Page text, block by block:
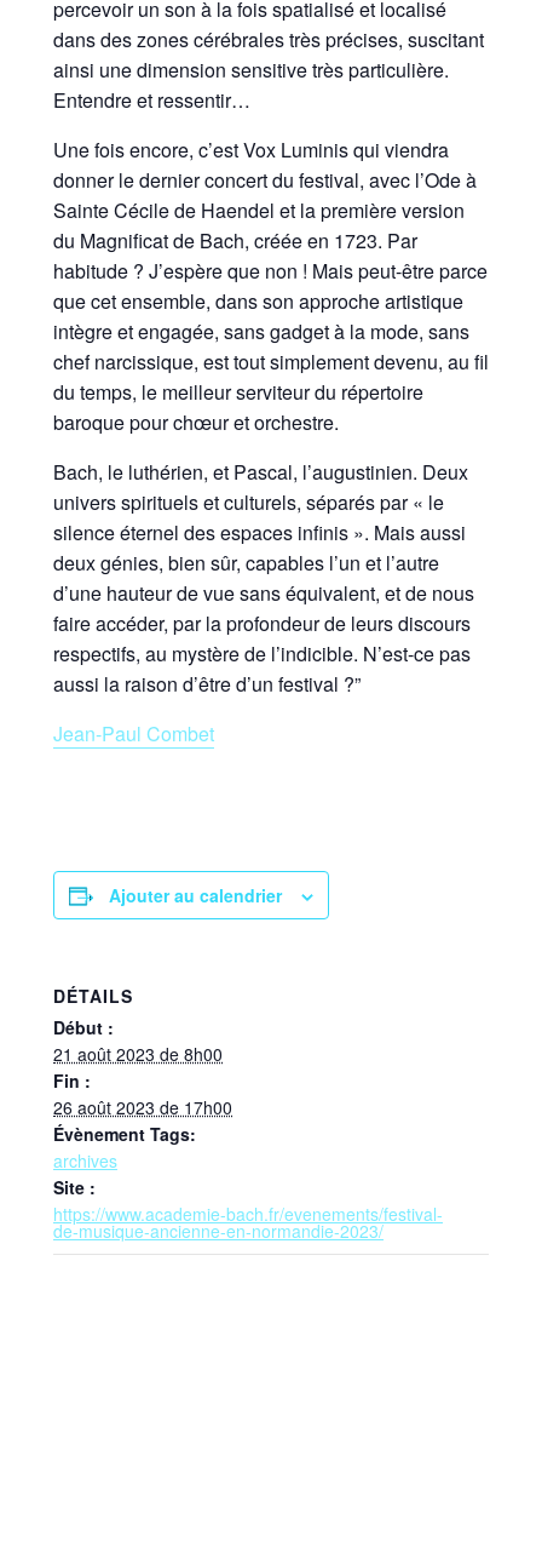
percevoir un son à la fois spatialisé et localisé
dans des zones cérébrales très précises, suscitant
ainsi une dimension sensitive très particulière.
Entendre et ressentir…
Une fois encore, c’est Vox Luminis qui viendra
donner le dernier concert du festival, avec l’Ode à
Sainte Cécile de Haendel et la première version
du Magnificat de Bach, créée en 1723. Par
habitude ? J’espère que non ! Mais peut-être parce
que cet ensemble, dans son approche artistique
intègre et engagée, sans gadget à la mode, sans
chef narcissique, est tout simplement devenu, au fil
du temps, le meilleur serviteur du répertoire
baroque pour chœur et orchestre.
Bach, le luthérien, et Pascal, l’augustinien. Deux
univers spirituels et culturels, séparés par « le
silence éternel des espaces infinis ». Mais aussi
deux génies, bien sûr, capables l’un et l’autre
d’une hauteur de vue sans équivalent, et de nous
faire accéder, par la profondeur de leurs discours
respectifs, au mystère de l’indicible. N’est-ce pas
aussi la raison d’être d’un festival ?”
Jean-Paul Combet
Ajouter au calendrier
DÉTAILS
Début :
21 août 2023 de 8h00
Fin :
26 août 2023 de 17h00
Évènement Tags:
archives
Site :
https://www.academie-bach.fr/evenements/festival-
de-musique-ancienne-en-normandie-2023/